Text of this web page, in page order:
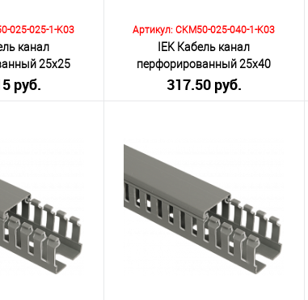
025-025-1-K03
канал
25х25
- М
руб.
Под заказ
Артикул: CKM50-025-040-1-K03
IEK Кабель канал
перфорированный 25х40
ИМПАКТ - М
317.50 руб.
Количество:
В корзину
К сравнению
Под заказ